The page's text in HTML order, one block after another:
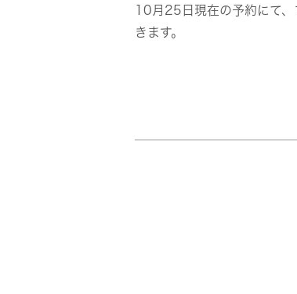
10月25日現在の予約にて
きます。